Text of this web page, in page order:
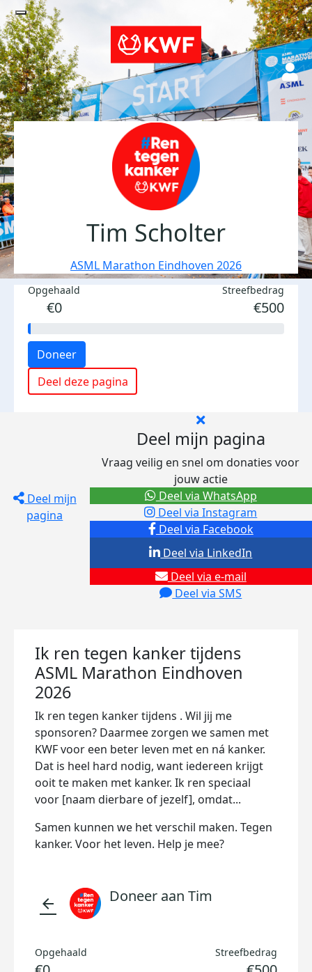
Tim Scholter
ASML Marathon Eindhoven 2026
Opgehaald
€0
Streefbedrag
€500
Doneer
Deel deze pagina
Deel mijn
pagina
Deel mijn pagina
Vraag veilig en snel om donaties voor
jouw actie
Deel via Facebook
Deel via Instagram
Deel via e-mail
Deel via SMS
Deel via LinkedIn
Deel via WhatsApp
Ik ren tegen kanker tijdens
ASML Marathon Eindhoven
2026
Ik ren tegen kanker tijdens . Wil jij me
sponsoren? Daarmee zorgen we samen met
KWF voor een beter leven met en ná kanker.
Dat is heel hard nodig, want iedereen krijgt
ooit te maken met kanker. Ik ren speciaal
voor [naam dierbare of jezelf], omdat...
Samen kunnen we het verschil maken. Tegen
kanker. Voor het leven. Help je mee?
arrow_back Doneer aan Tim
Opgehaald Streefbedrag